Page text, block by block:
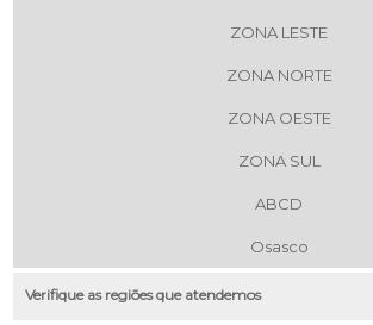
ZONA LESTE
ZONA NORTE
ZONA OESTE
ZONA SUL
ABCD
Osasco
Verifique as regiões que atendemos